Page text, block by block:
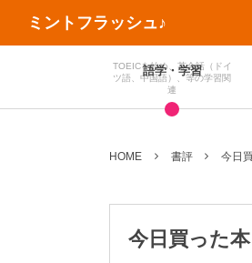
ミントフラッシュ♪
語学・学習
TOEICを始め、英会話（ドイ
ツ語、中国語）、等の学習関
連
HOME 書評 今日
今日買った本